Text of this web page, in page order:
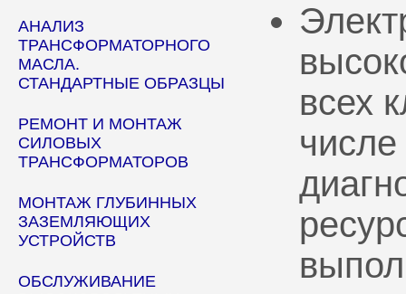
АНАЛИЗ
ТРАНСФОРМАТОРНОГО
МАСЛА.
СТАНДАРТНЫЕ ОБРАЗЦЫ
РЕМОНТ И МОНТАЖ
СИЛОВЫХ
ТРАНСФОРМАТОРОВ
МОНТАЖ ГЛУБИННЫХ
ЗАЗЕМЛЯЮЩИХ
УСТРОЙСТВ
ОБСЛУЖИВАНИЕ
всех